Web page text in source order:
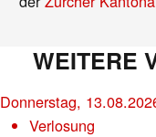
WEITERE
Donnerstag,
Verlosung